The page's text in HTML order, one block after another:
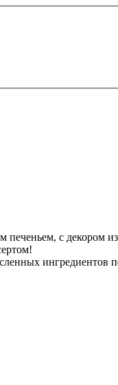
с декором
ингредиентов